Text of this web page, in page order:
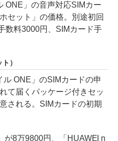
」の音声対応SIMカー
セット」の価格。別途初回
数料3000円、SIMカード手
）
ONE」のSIMカードの申
て届くパッケージ付きセッ
される。SIMカードの初期
8万9800円、「HUAWEI n